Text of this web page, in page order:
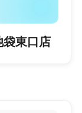
東口店